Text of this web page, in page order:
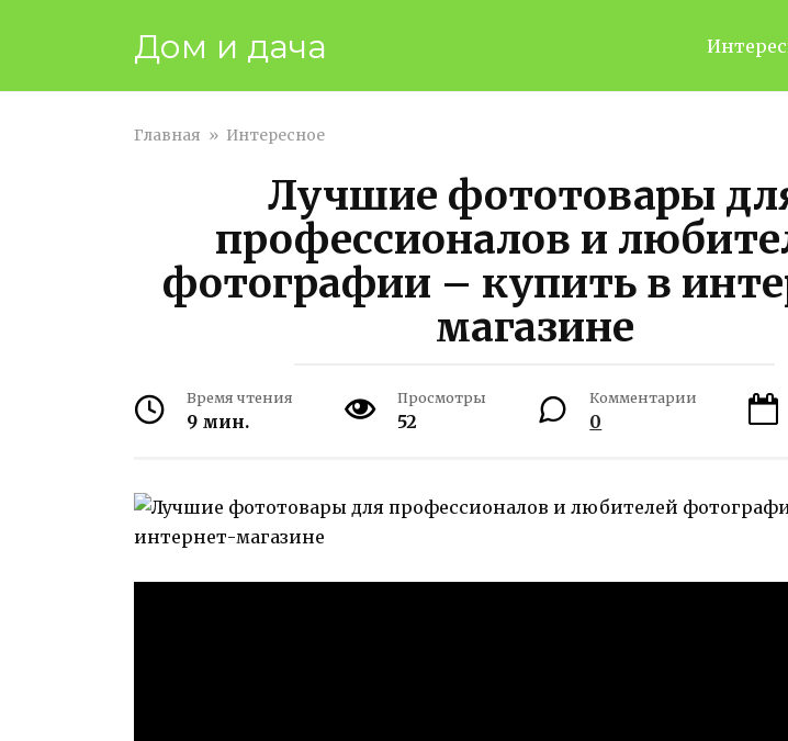
Дом и дача
Главная » Интересное
Лучшие фототовары
профессионалов и
фотографии – купить в
магазине
Время чтения
9 мин.
Просмотры
52
Комментарии
0